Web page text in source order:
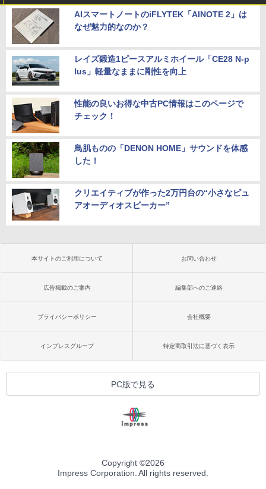
AIスマートノートのiFLYTEK「AINOTE 2」は
なぜ魅力的なのか？
レイズ鍛造1ピースアルミホイール「CE28 N-p
lus」軽量なままに剛性を向上
性能の良いお得な中古PC情報はこのページで
チェック！
鳥肌ものの「DENON HOME」サウンドを体感
した！
クリエイティブが作った2万円台の“小さなピュ
アオーディオスピーカー”
本サイトのご利用について お問い合わせ
広告掲載のご案内 編集部へのご連絡
プライバシーポリシー 会社概要
インプレスグループ 特定商取引法に基づく表示
PC版で見る
Copyright ©2026
Impress Corporation. All rights reserved.